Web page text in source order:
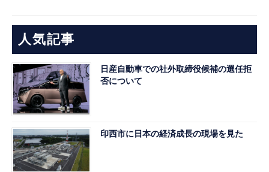
人気記事
日産自動車での社外取締役候補の選任拒
否について
印西市に日本の経済成長の現場を見た